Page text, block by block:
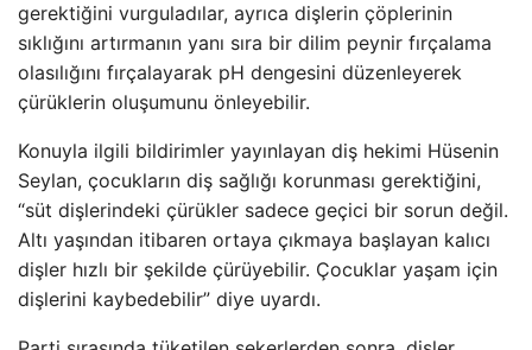
gerektiğini vurguladılar, ayrıca dişlerin çöplerinin
sıklığını artırmanın yanı sıra bir dilim peynir fırçalama
olasılığını fırçalayarak pH dengesini düzenleyerek
çürüklerin oluşumunu önleyebilir.
Konuyla ilgili bildirimler yayınlayan diş hekimi Hüsenin
Seylan, çocukların diş sağlığı korunması gerektiğini,
“süt dişlerindeki çürükler sadece geçici bir sorun değil.
Altı yaşından itibaren ortaya çıkmaya başlayan kalıcı
dişler hızlı bir şekilde çürüyebilir. Çocuklar yaşam için
dişlerini kaybedebilir” diye uyardı.